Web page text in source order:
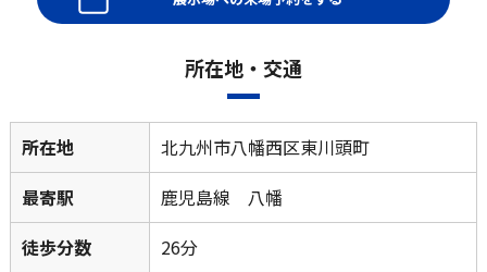
所在地・交通
所在地
北九州市八幡西区東川頭町
最寄駅
鹿児島線 八幡
徒歩分数
26分